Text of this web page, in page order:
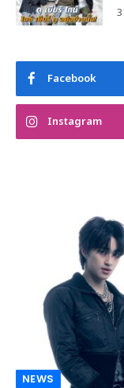
Facebook
Instagram
NEWS